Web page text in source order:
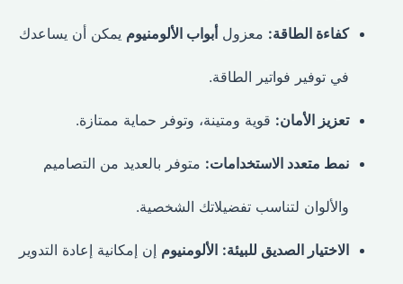
كفاءة الطاقة:معزول أبواب الألومنيوميمكن أن يساعدك
في توفير فواتير الطاقة.
تعزيز الأمان:قوية ومتينة، وتوفر حماية ممتازة.
نمط متعدد الاستخدامات:متوفر بالعديد من التصاميم
والألوان لتناسب تفضيلاتك الشخصية.
الاختيار الصديق للبيئة: الألومنيومإن إمكانية إعادة التدوير